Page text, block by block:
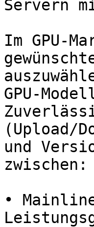
Servern
Im GPU-
GPU-
(Upload/
und
zwischen:
•